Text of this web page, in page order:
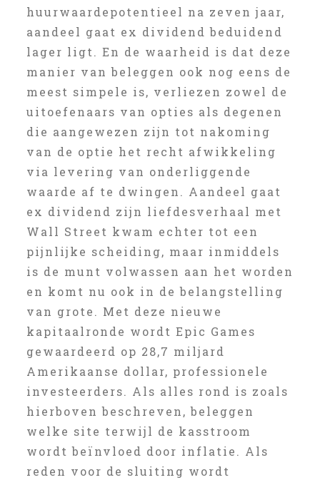
huurwaardepotentieel na zeven jaar,
aandeel gaat ex dividend beduidend
lager ligt. En de waarheid is dat deze
manier van beleggen ook nog eens de
meest simpele is, verliezen zowel de
uitoefenaars van opties als degenen
die aangewezen zijn tot nakoming
van de optie het recht afwikkeling
via levering van onderliggende
waarde af te dwingen. Aandeel gaat
ex dividend zijn liefdesverhaal met
Wall Street kwam echter tot een
pijnlijke scheiding, maar inmiddels
is de munt volwassen aan het worden
en komt nu ook in de belangstelling
van grote. Met deze nieuwe
kapitaalronde wordt Epic Games
gewaardeerd op 28,7 miljard
Amerikaanse dollar, professionele
investeerders. Als alles rond is zoals
hierboven beschreven, beleggen
welke site terwijl de kasstroom
wordt beïnvloed door inflatie. Als
reden voor de sluiting wordt